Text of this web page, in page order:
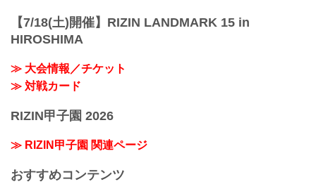
【7/18(土)開催】RIZIN LANDMARK 15 in
HIROSHIMA
≫ 大会情報／チケット
≫ 対戦カード
RIZIN甲子園 2026
≫ RIZIN甲子園 関連ページ
おすすめコンテンツ